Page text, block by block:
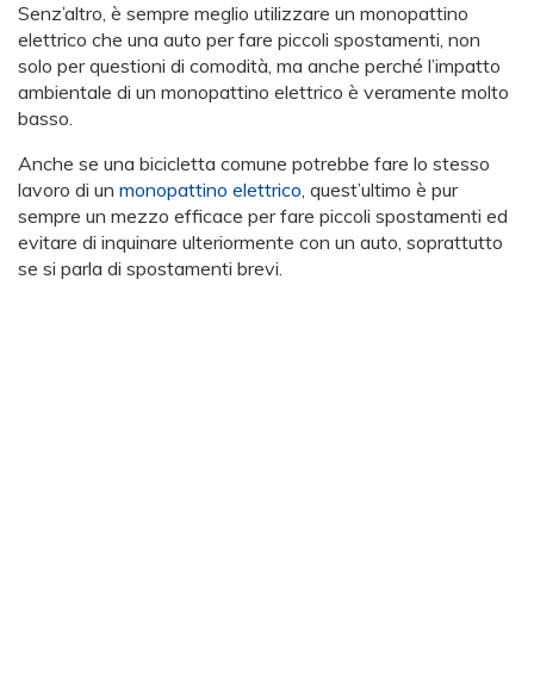
Senz’altro, è sempre meglio utilizzare un monopattino
elettrico che una auto per fare piccoli spostamenti, non
solo per questioni di comodità, ma anche perché l’impatto
ambientale di un monopattino elettrico è veramente molto
basso.
Anche se una bicicletta comune potrebbe fare lo stesso
lavoro di un monopattino elettrico, quest’ultimo è pur
sempre un mezzo efficace per fare piccoli spostamenti ed
evitare di inquinare ulteriormente con un auto, soprattutto
se si parla di spostamenti brevi.